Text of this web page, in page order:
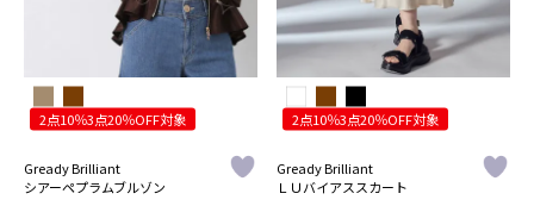
2点10％3点20％OFF対象
Gready Brilliant
シアーペプラムブルゾン
2点10％3点20％OFF対象
Gready Brilliant
ＬＵバイアススカート